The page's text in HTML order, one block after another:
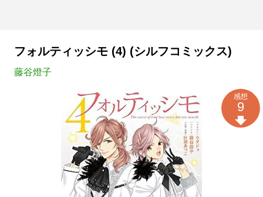
フォルティッシモ (4) (シルフコミックス)
藤谷燈子
感想
9